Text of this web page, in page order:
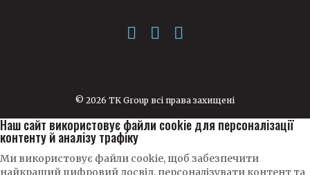
© 2026 TK Group всі права захищені
Наш сайт використовує файли cookie для персоналізації
контенту й аналізу трафіку
Ми використовує файли cookie, щоб забезпечити
найкращий цифровий досвід, персоналізувати контент та